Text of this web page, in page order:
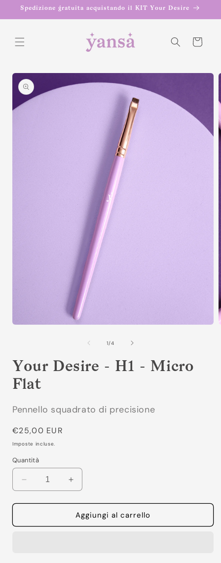
direttamente
ai contenuti
Spedizione gratuita acquistando il KIT Your Desire
Carrello
Passa alle
informazioni
sul prodotto
finestra
modale
1/su
4
Your Desire - H1 - Micro
Flat
Pennello squadrato di precisione
Prezzo
di
€25,00 EUR
Imposte incluse.
Quantità
Diminuisci
quantità
per
Desire
Aumenta
quantità
per
Your
Desire
Aggiungi al carrello